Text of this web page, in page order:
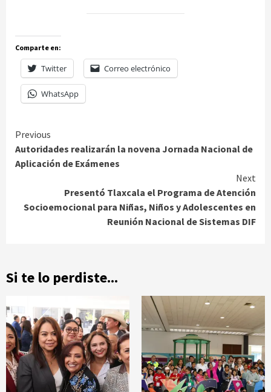
Comparte en:
Twitter Correo electrónico
WhatsApp
Continue
Reading
Previous
Autoridades realizarán la novena Jornada Nacional de
Aplicación de Exámenes
Next
Presentó Tlaxcala el Programa de Atención
Socioemocional para Niñas, Niños y Adolescentes en
Reunión Nacional de Sistemas DIF
Si te lo perdiste...